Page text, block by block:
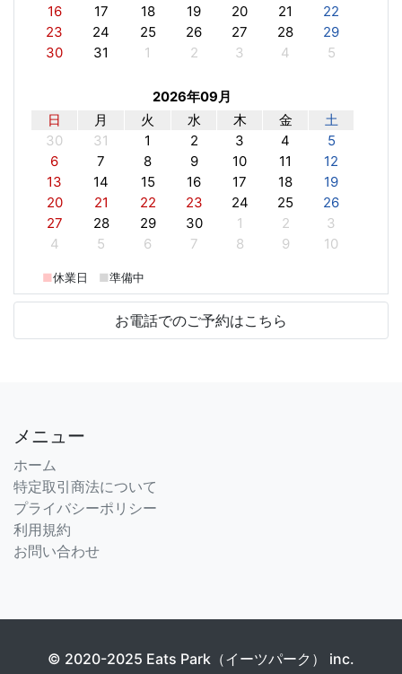
16
17 18 19 20 21
22
23
24 25 26 27 28
29
30
31 1 2 3 4 5
2026年09月
日 月 火 水 木 金
土
30
31 1 2 3 4
5
6
7 8 9 10 11
12
13
14 15 16 17 18
19
20
21 22 23 24 25
26
27
28 29 30 1 2
3
4
5 6 7 8 9 10
■休業日 ■準備中
お電話でのご予約はこちら
メニュー
ホーム
特定取引商法について
プライバシーポリシー
利用規約
お問い合わせ
© 2020-2025 Eats Park（イーツパーク） inc.